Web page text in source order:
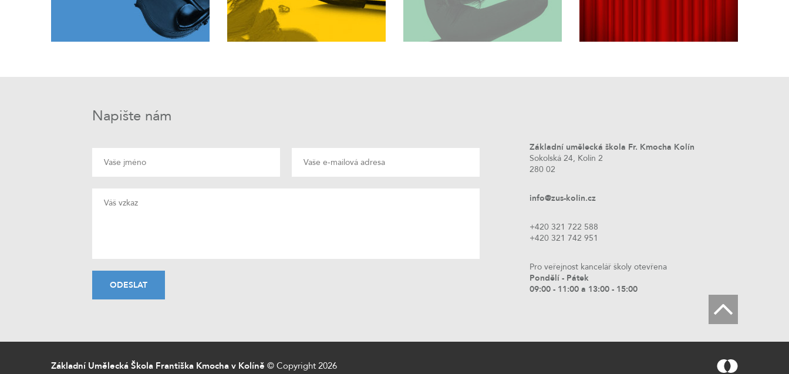
Napište nám
Základní umělecká škola Fr. Kmocha Kolín
Sokolská 24, Kolín 2
280 02
info@zus-kolin.cz
+420 321 722 588
+420 321 742 951
Pro veřejnost kancelář školy otevřena
Pondělí - Pátek
09:00 - 11:00 a 13:00 - 15:00
Základní Umělecká Škola Františka Kmocha v Kolíně © Copyright 2026